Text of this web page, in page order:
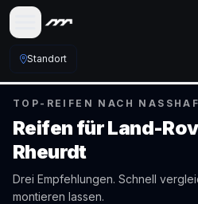
Standort
TOP-REIFEN NACH
Reifen fürLand-
Rheurdt
Drei Empfehlungen. Schnell
montieren lassen.